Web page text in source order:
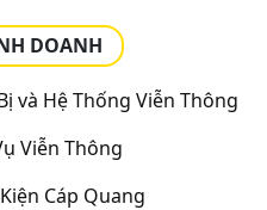
DOANH
và Hệ Thống Viễn Thông
Viễn Thông
Cáp Quang